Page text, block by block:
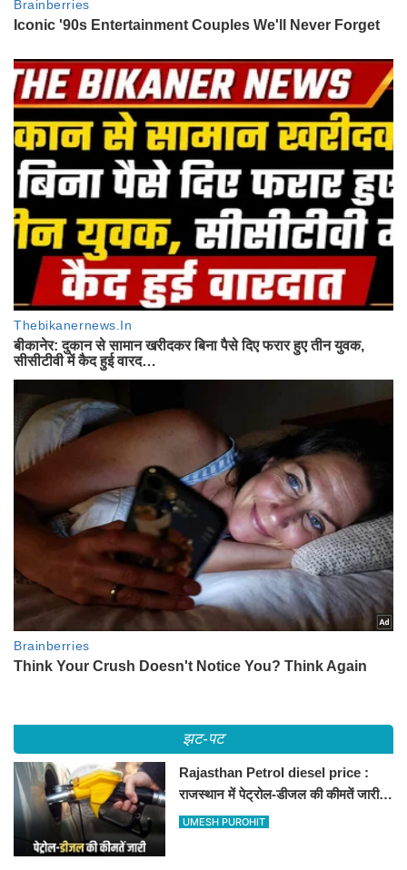
झट-पट
Rajasthan Petrol diesel price :
राजस्थान में पेट्रोल-डीजल की कीमतें जारी,
जानिए बीकानेर समेत पुरे प्रदेश में नए रेट
UMESH PUROHIT